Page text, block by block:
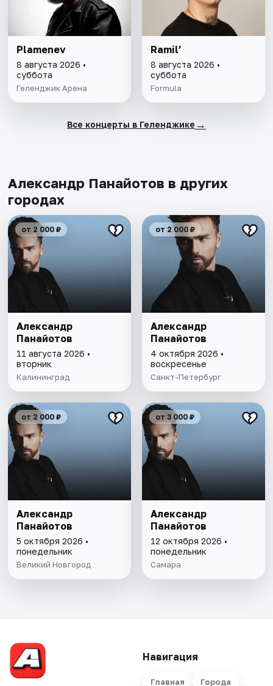
Plamenev
8 августа 2026 •
суббота
Геленджик Арена
Ramil’
8 августа 2026 •
суббота
Formula
Все концерты в Геленджике →
Александр Панайотов в других
городах
от 2 000 ₽
Александр
Панайотов
11 августа 2026 •
вторник
Калининград
от 2 000 ₽
Александр
Панайотов
4 октября 2026 •
воскресенье
Санкт-Петербург
от 2 000 ₽
Александр
Панайотов
5 октября 2026 •
понедельник
Великий Новгород
от 3 000 ₽
Александр
Панайотов
12 октября 2026 •
понедельник
Самара
Навигация
Главная Города